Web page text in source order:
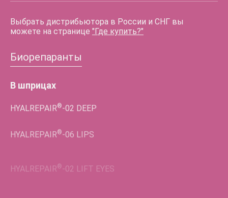
Выбрать дистрибьютора в России и СНГ вы
можете на странице "Где купить?"
Биорепаранты
В шприцах
HYALREPAIR® -02 DEEP